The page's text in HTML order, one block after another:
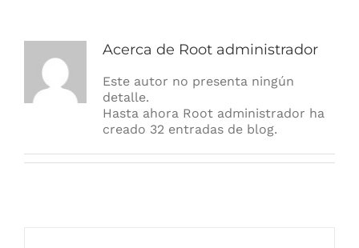
Acerca de Root administrador
Este autor no presenta ningún
detalle.
Hasta ahora Root administrador ha
creado 32 entradas de blog.